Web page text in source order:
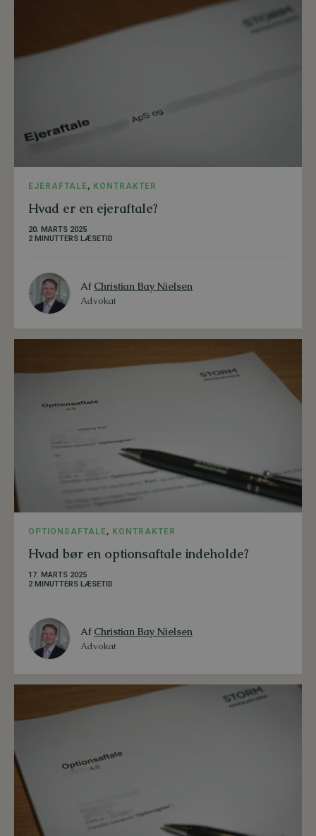
EJERAFTALE, KONTRAKTER
Hvad er en ejeraftale?
20. MARTS 2025
2 MINUTTERS LÆSETID
Af Christian Bay Nielsen
Advokat
OPTIONSAFTALE, KONTRAKTER
Hvad bør en optionsaftale indeholde?
17. MARTS 2025
2 MINUTTERS LÆSETID
Af Christian Bay Nielsen
Advokat